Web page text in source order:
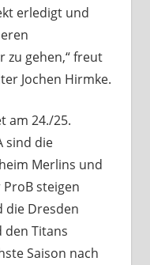
erledigt und
zu gehen,“ freut
Jochen Hirmke.
am 24./25.
sind die
Merlins und
steigen
die Dresden
den Titans
Saison nach